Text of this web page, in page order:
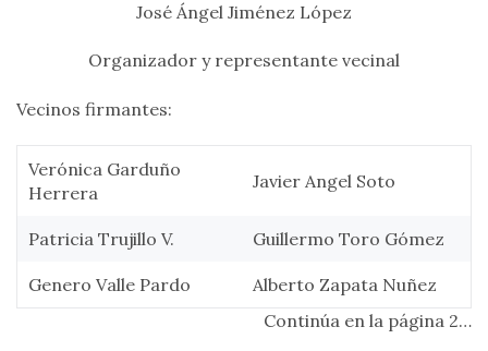
José Ángel Jiménez López
Organizador y representante vecinal
Vecinos firmantes:
Verónica Garduño
Herrera
Javier Angel Soto
Patricia Trujillo V. Guillermo Toro Gómez
Genero Valle Pardo
Alberto Zapata Nuñez
Continúa en la página 2…